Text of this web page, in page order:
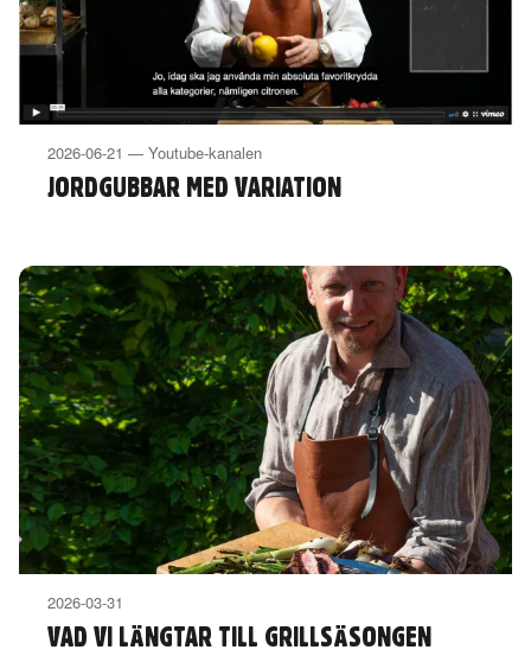
2026-06-21 — Youtube-kanalen
JORDGUBBAR MED VARIATION
2026-03-31
VAD VI LÄNGTAR TILL GRILLSÄSONGEN